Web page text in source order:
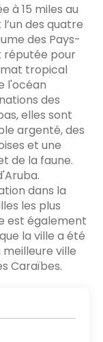
à 15 miles au
des quatre
des Pays-
réputée pour
tropical
l'océan
des
elles sont
argenté, des
et une
de la faune.
dans la
les plus
est également
la ville a été
ville
Caraïbes.